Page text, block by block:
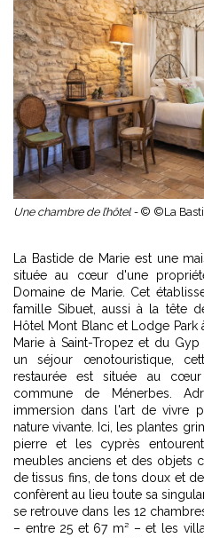
Une chambre de l’hôtel - © ©La
La Bastide de Marie est une
située au cœur d'une
Domaine de Marie. Cet
famille Sibuet, aussi à la tête
Hôtel Mont Blanc et Lodge Park
Marie à Saint-Tropez et du Gyp
un séjour œnotouristique,
restaurée est située au
commune de Ménerbes.
immersion dans l'art de vivre
nature vivante. Ici, les plantes
pierre et les cyprès
meubles anciens et des objets
de tissus fins, de tons doux et
confèrent au lieu toute sa
se retrouve dans les 12
– entre 25 et 67 m² – et les